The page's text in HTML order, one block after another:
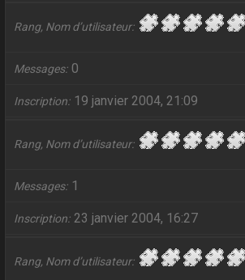
Rang, Nom d’utilisateur
Messages 0
Inscription 19 janvier 2004, 21:09
Rang, Nom d’utilisateur
Messages 1
Inscription 23 janvier 2004, 16:27
Rang, Nom d’utilisateur